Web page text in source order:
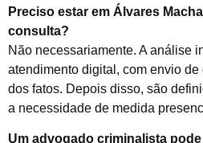
Preciso estar em Álvares
consulta?
Não necessariamente. A análise
atendimento digital, com envio
dos fatos. Depois disso, são
a necessidade de medida
Um advogado criminalista